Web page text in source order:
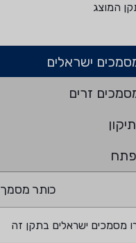
המוצג
ישראלים
זרים
כותר מסמך
מסמכים ישראלים בתקן זה